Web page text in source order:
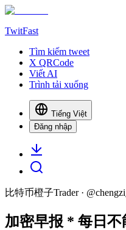
TwitFast
Tìm kiếm tweet
X QRCode
Viết AI
Trình tải xuống
Tiếng Việt
Đăng nhập
比特币橙子Trader· @
加密早报 * 每日